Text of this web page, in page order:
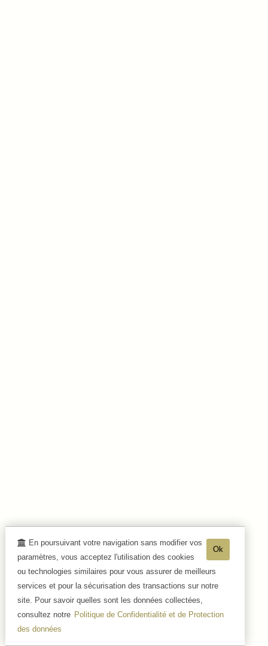
Ok
En poursuivant votre navigation sans modifier vos
paramètres, vous acceptez l'utilisation des cookies
ou technologies similaires pour vous assurer de meilleurs
services et pour la sécurisation des transactions sur notre
site. Pour savoir quelles sont les données collectées,
consultez notre Politique de Confidentialité et de Protection
des données